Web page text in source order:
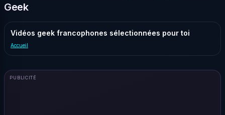
Geek
Vidéos geek francophones sélectionnées pour toi
Accueil
PUBLICITÉ